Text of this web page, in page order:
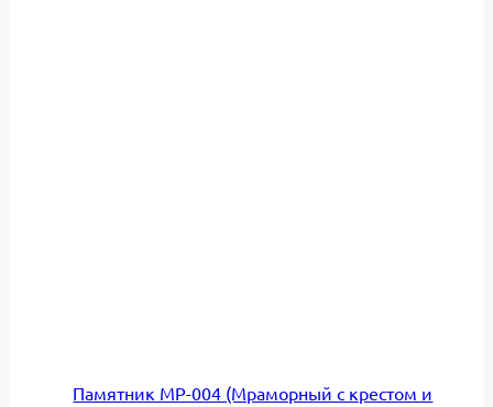
Памятник МР-004 (Мраморный с крестом и